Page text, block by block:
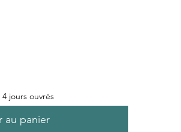
jours ouvrés
au panier